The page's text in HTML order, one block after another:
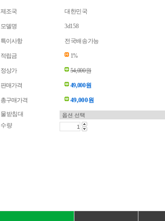
제조국 대한민국
모델명 3d158
특이사항 전국배송가능
적립금 1%
정상가 54,000원
판매가격 49,000원
총구매가격 49,000원
물받침대
수량